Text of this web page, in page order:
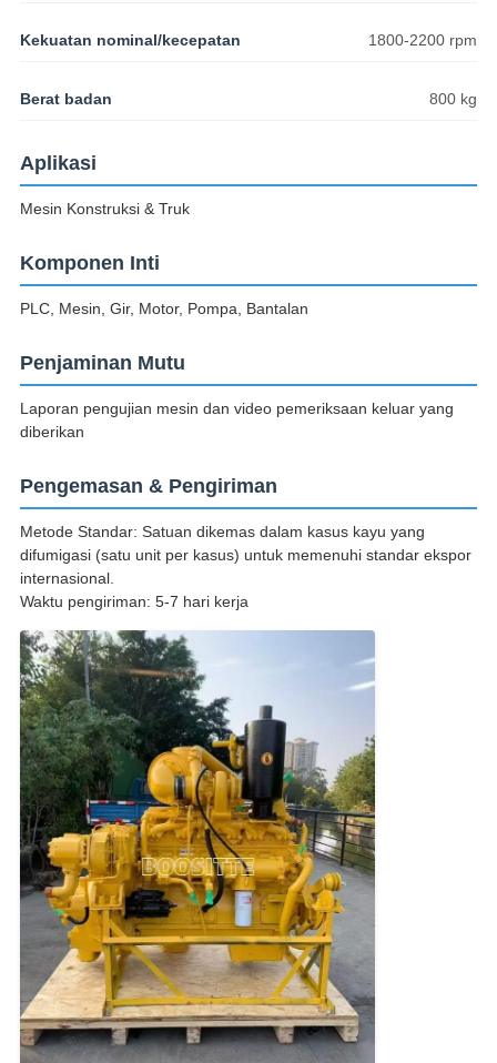
Kekuatan nominal/kecepatan 1800-2200 rpm
Berat badan 800 kg
Aplikasi
Mesin Konstruksi & Truk
Komponen Inti
PLC, Mesin, Gir, Motor, Pompa, Bantalan
Penjaminan Mutu
Laporan pengujian mesin dan video pemeriksaan keluar yang
diberikan
Pengemasan & Pengiriman
Metode Standar: Satuan dikemas dalam kasus kayu yang
difumigasi (satu unit per kasus) untuk memenuhi standar ekspor
internasional.
Waktu pengiriman: 5-7 hari kerja